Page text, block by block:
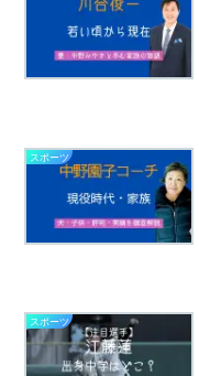
スポーツ
スポーツ